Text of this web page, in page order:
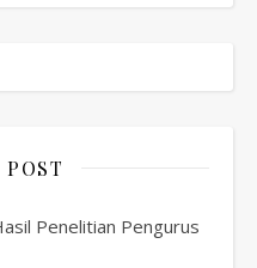
POST
Penelitian Pengurus